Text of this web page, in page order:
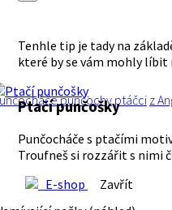
Tenhle tip je tady na
které by se vám mohly líbit
punčochy ptáčci z
Ptačí punčošky
Punčocháče s ptačími
Troufneš si rozzářit s nimi
E-shop
Zavřít